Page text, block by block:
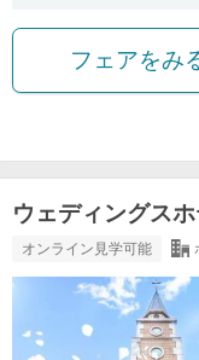
フェアをみ
ウェディングス
オンライン見学可能